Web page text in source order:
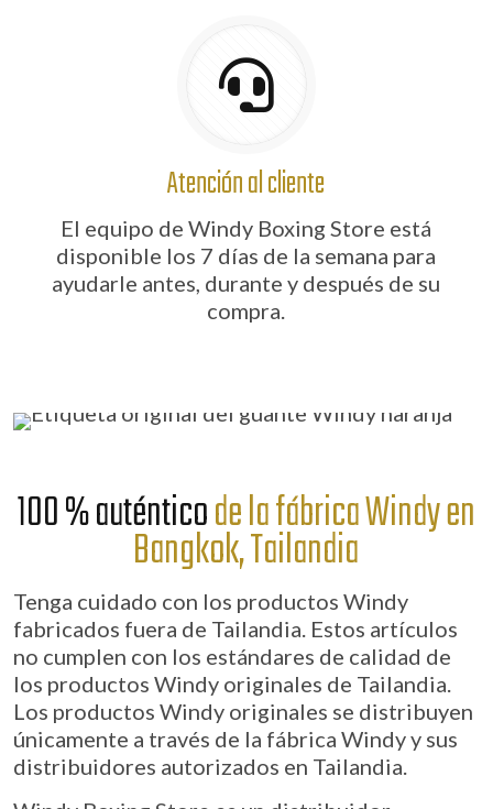
Atención al cliente
El equipo de Windy Boxing Store está
disponible los 7 días de la semana para
ayudarle antes, durante y después de su
compra.
100 % auténticode la fábrica Windy en
Bangkok, Tailandia
Tenga cuidado con los productos Windy
fabricados fuera de Tailandia. Estos artículos
no cumplen con los estándares de calidad de
los productos Windy originales de Tailandia.
Los productos Windy originales se distribuyen
únicamente a través de la fábrica Windy y sus
distribuidores autorizados en Tailandia.